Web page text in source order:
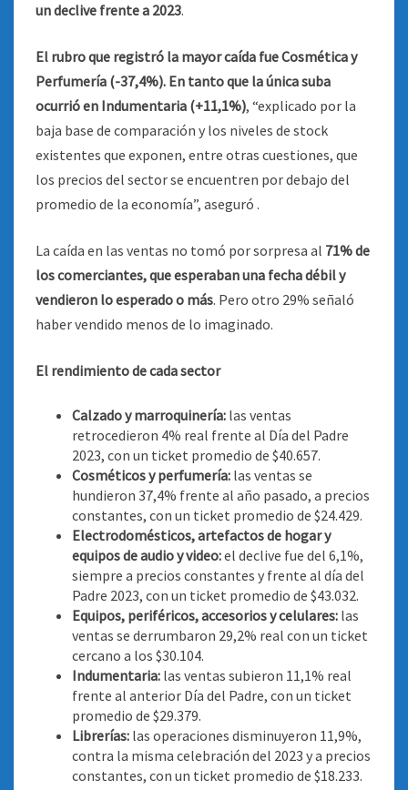
un declive frente a 2023.
El rubro que registró la mayor caída fue Cosmética y
Perfumería (-37,4%). En tanto que la única suba
ocurrió en Indumentaria (+11,1%), “explicado por la
baja base de comparación y los niveles de stock
existentes que exponen, entre otras cuestiones, que
los precios del sector se encuentren por debajo del
promedio de la economía”, aseguró .
La caída en las ventas no tomó por sorpresa al 71% de
los comerciantes, que esperaban una fecha débil y
vendieron lo esperado o más. Pero otro 29% señaló
haber vendido menos de lo imaginado.
El rendimiento de cada sector
Calzado y marroquinería: las ventas
retrocedieron 4% real frente al Día del Padre
2023, con un ticket promedio de $40.657.
Cosméticos y perfumería: las ventas se
hundieron 37,4% frente al año pasado, a precios
constantes, con un ticket promedio de $24.429.
Electrodomésticos, artefactos de hogar y
equipos de audio y video:el declive fue del 6,1%,
siempre a precios constantes y frente al día del
Padre 2023, con un ticket promedio de $43.032.
Equipos, periféricos, accesorios y celulares: las
ventas se derrumbaron 29,2% real con un ticket
cercano a los $30.104.
Indumentaria: las ventas subieron 11,1% real
frente al anterior Día del Padre, con un ticket
promedio de $29.379.
Librerías: las operaciones disminuyeron 11,9%,
contra la misma celebración del 2023 y a precios
constantes, con un ticket promedio de $18.233.